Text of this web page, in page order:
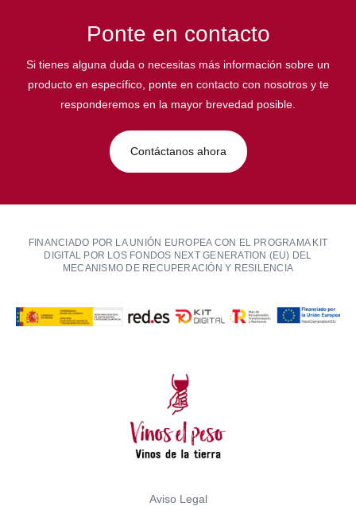
Ponte en contacto
Si tienes alguna duda o necesitas más información sobre un
producto en específico, ponte en contacto con nosotros y te
responderemos en la mayor brevedad posible.
Contáctanos ahora
FINANCIADO POR LA UNIÓN EUROPEA CON EL PROGRAMA KIT
DIGITAL POR LOS FONDOS NEXT GENERATION (EU) DEL
MECANISMO DE RECUPERACIÓN Y RESILENCIA
Aviso Legal